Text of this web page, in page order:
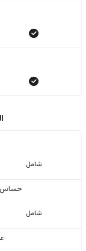
شامل
حساس
شامل